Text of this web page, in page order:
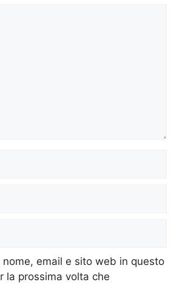
nome, email e sito web in questo
la prossima volta che